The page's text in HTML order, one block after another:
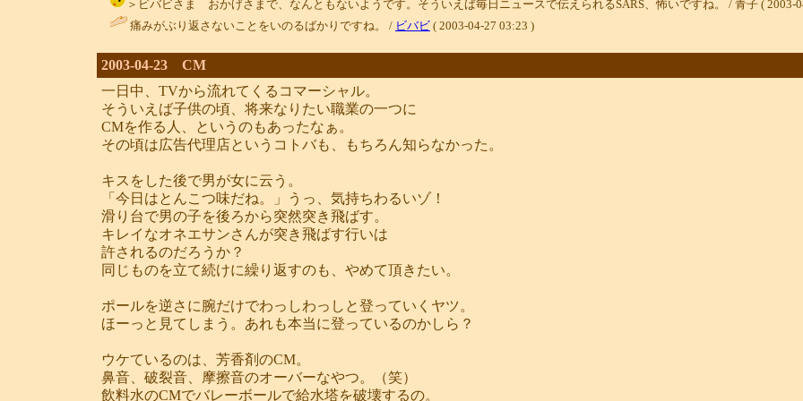
＞ビバビさま おかげさまで、なんともないようです。そういえば毎日ニュースで伝えられるSARS、怖いですね。 / 青子 ( 2003-
痛みがぶり返さないことをいのるばかりですね。 / ビバビ ( 2003-04-27 03:23 )
2003-04-23 CM
一日中、TVから流れてくるコマーシャル。
そういえば子供の頃、将来なりたい職業の一つに
CMを作る人、というのもあったなぁ。
その頃は広告代理店というコトバも、もちろん知らなかった。
キスをした後で男が女に云う。
「今日はとんこつ味だね。」うっ、気持ちわるいゾ！
滑り台で男の子を後ろから突然突き飛ばす。
キレイなオネエサンさんが突き飛ばす行いは
許されるのだろうか？
同じものを立て続けに繰り返すのも、やめて頂きたい。
ポールを逆さに腕だけでわっしわっしと登っていくヤツ。
ほーっと見てしまう。あれも本当に登っているのかしら？
ウケているのは、芳香剤のCM。
鼻音、破裂音、摩擦音のオーバーなやつ。（笑）
飲料水のCMでバレーボールで給水塔を破壊するの。